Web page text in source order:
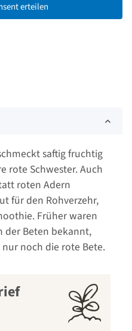
erteilen
saftig fruchtig
rote Schwester. Auch
roten Adern
für den Rohverzehr,
Früher waren
der Beten bekannt,
noch die rote Bete.